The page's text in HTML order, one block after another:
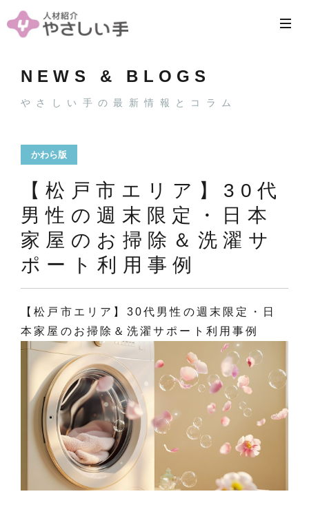
NEWS & BLOGS
やさしい手の最新情報とコラム
かわら版
【松戸市エリア】30代
男性の週末限定・日本
家屋のお掃除＆洗濯サ
ポート利用事例
【松戸市エリア】30代男性の週末限定・日
本家屋のお掃除＆洗濯サポート利用事例